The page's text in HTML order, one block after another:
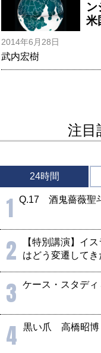
ン
米
2014年6月28日
武内宏樹
注目
24時間
1 Q.17 酒鬼薔薇聖
2
【特別講演】イ
はどう変遷してき
3 ケース・スタデ
4 黒い爪 高橋昭博